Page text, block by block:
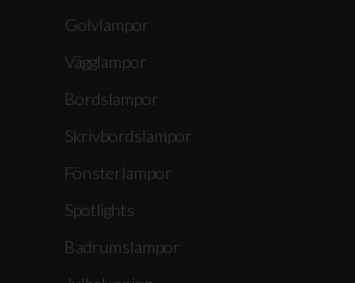
Golvlampor
Vägglampor
Bordslampor
Skrivbordslampor
Fönsterlampor
Spotlights
Badrumslampor